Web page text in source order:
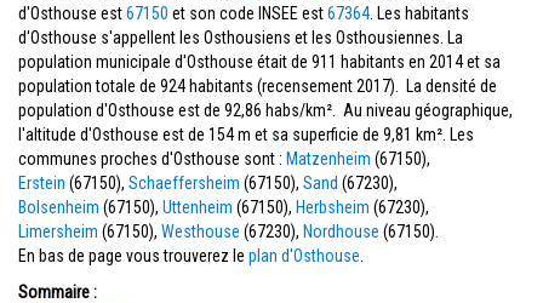
d'Osthouse est67150 et son code INSEE est67364. Les habitants
d'Osthouse s'appellent les Osthousiens et les Osthousiennes. La
population municipale d'Osthouse était de 911 habitants en 2014 et sa
population totale de 924 habitants (recensement 2017). La densité de
population d'Osthouse est de 92,86 habs/km². Au niveau géographique,
l'altitude d'Osthouse est de 154 m et sa superficie de 9,81 km². Les
communes proches d'Osthouse sont : Matzenheim (67150),
Erstein (67150), Schaeffersheim (67150), Sand (67230),
Bolsenheim (67150), Uttenheim (67150), Herbsheim (67230),
Limersheim (67150), Westhouse (67230), Nordhouse (67150).
En bas de page vous trouverez le plan d'Osthouse
Sommaire :